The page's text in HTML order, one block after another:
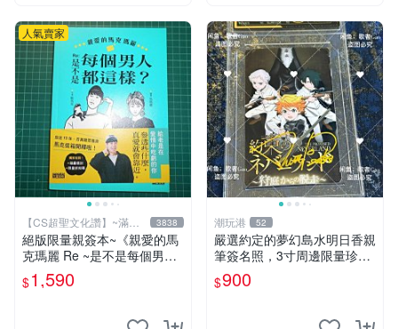
人氣賣家
【CS超聖文化讚】~滿千
元送運
3838
絕版限量親簽本~《親愛的馬
克瑪麗 Re ~是不是每個男人
都這樣？（附贈快速通關信
封）》附書腰 歐馬克 吳瑪麗
$1,590
潮玩港 52
嚴選約定的夢幻島水明日香親
筆簽名照，3寸周邊限量珍藏
紙質佳 附卡磚 約定的夢幻島
筆記本 名人照
$900